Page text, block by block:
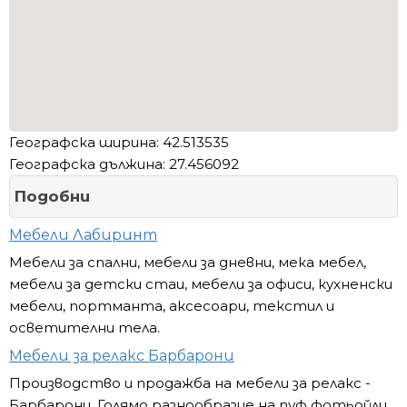
Географска ширина: 42.513535
Географска дължина: 27.456092
Подобни
Мебели Лабиринт
Мебели за спални, мебели за дневни, мека мебел,
мебели за детски стаи, мебели за офиси, кухненски
мебели, портманта, аксесоари, текстил и
осветителни тела.
Мебели за релакс Барбарони
Производство и продажба на мебели за релакс -